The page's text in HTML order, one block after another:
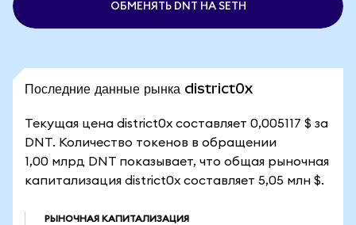
ОБМЕНЯТЬ DNT НА SETH
Последние данные рынка district0x
Текущая цена district0x составляет 0,005117 $ за
DNT. Количество токенов в обращении
1,00 млрд DNT показывает, что общая рыночная
капитализация district0x составляет 5,05 млн $.
РЫНОЧНАЯ КАПИТАЛИЗАЦИЯ